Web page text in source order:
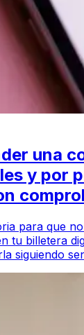
una
y por
para que
tu billetera
siguiendo